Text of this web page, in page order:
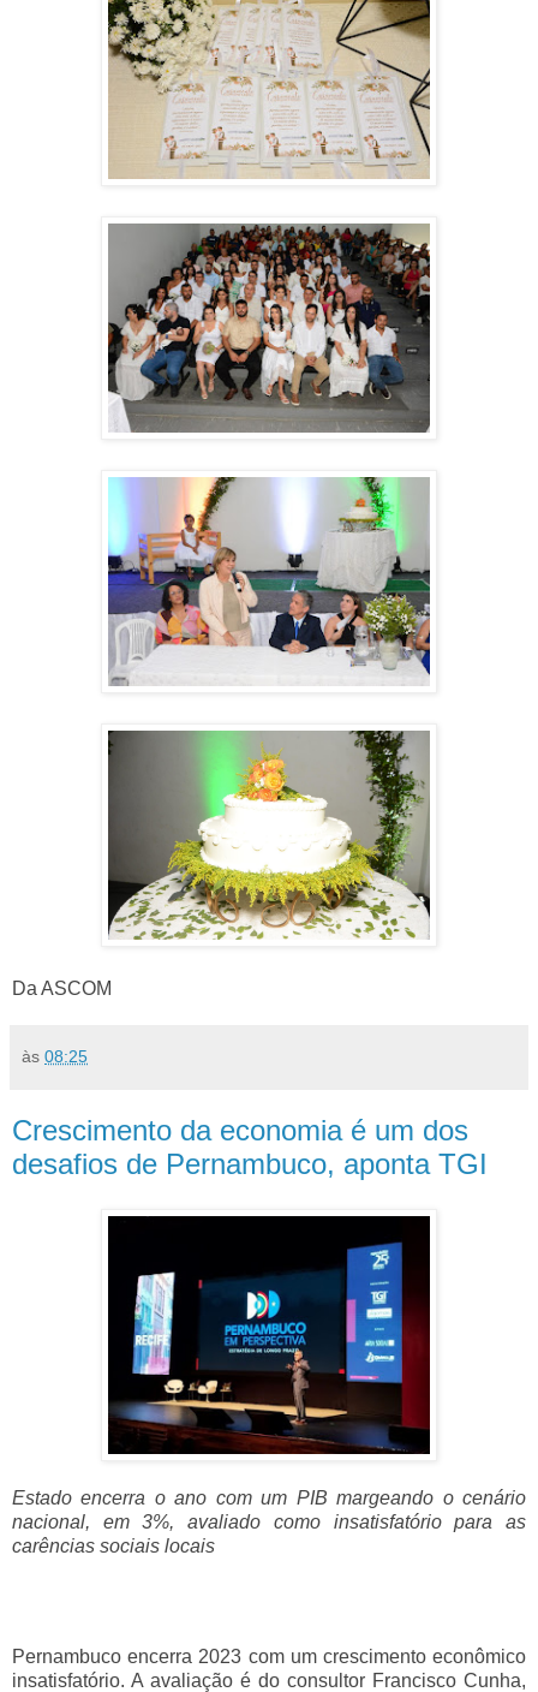
Da ASCOM
às 08:25
Crescimento da economia é um dos
desafios de Pernambuco, aponta TGI
Estado encerra o ano com um PIB margeando o cenário
nacional, em 3%, avaliado como insatisfatório para as
carências sociais locais
Pernambuco encerra 2023 com um crescimento econômico
insatisfatório. A avaliação é do consultor Francisco Cunha,